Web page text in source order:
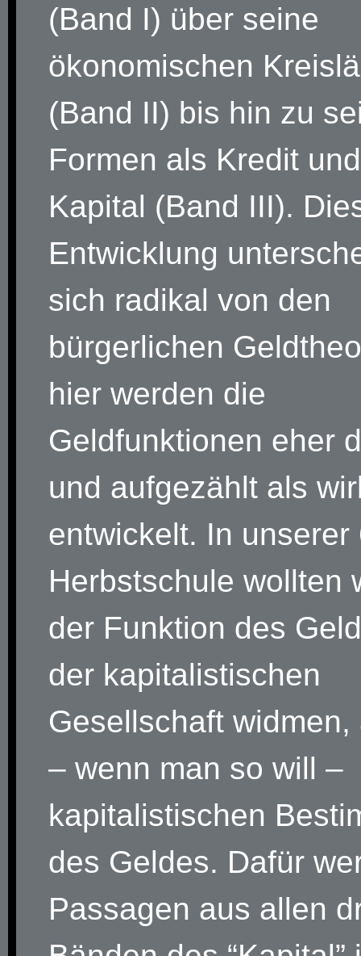
(Band I) über seine
ökonomischen
(Band II) bis hin zu
Formen als Kredit
Kapital (Band III).
Entwicklung
sich radikal von den
bürgerlichen
hier werden die
Geldfunktionen eher
und aufgezählt als
entwickelt. In unserer
Herbstschule wollten
der Funktion des
der kapitalistischen
Gesellschaft widmen,
– wenn man so will –
kapitalistischen
des Geldes. Dafür
Passagen aus allen